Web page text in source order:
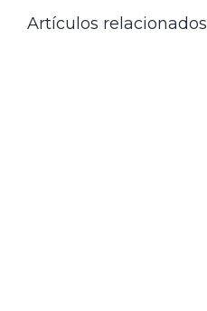
Artículos relacionados